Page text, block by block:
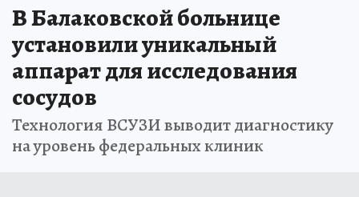
В Балаковской больнице
установили уникальный
аппарат для исследования
сосудов
Технология ВСУЗИ выводит диагностику
на уровень федеральных клиник